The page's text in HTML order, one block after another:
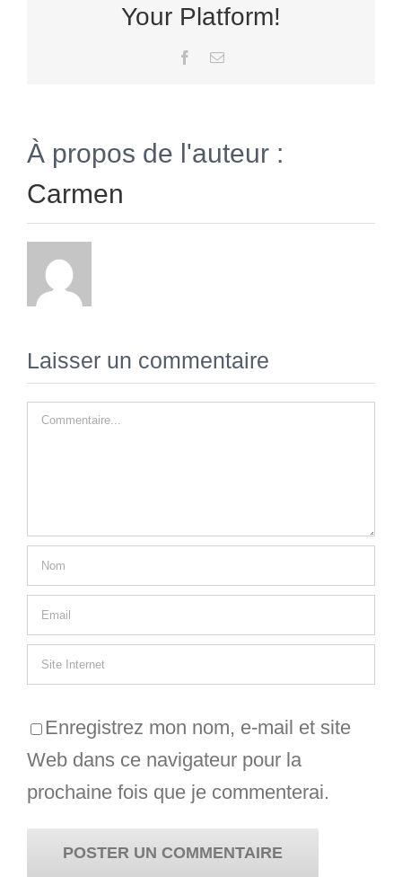
Your Platform!
Facebook
Email
À propos de l'auteur :
Carmen
Laisser un commentaire
Commentaire
Enregistrez mon nom, e-mail et site
Web dans ce navigateur pour la
prochaine fois que je commenterai.